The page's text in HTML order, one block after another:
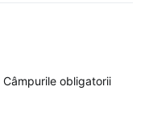
Câmpurile obligatorii